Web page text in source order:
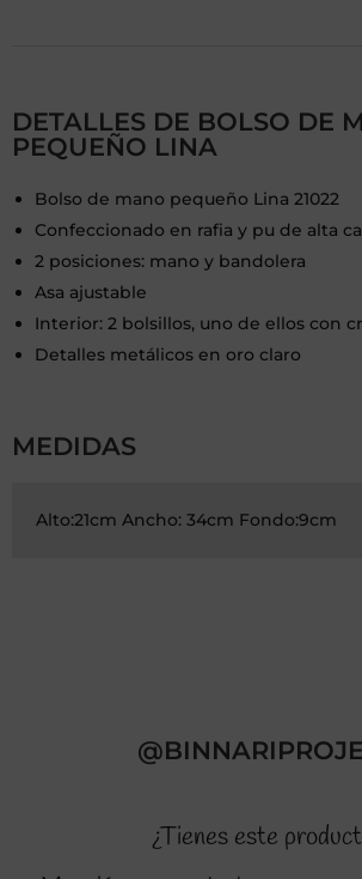
DETALLES DE BOLSO DE
PEQUEÑO LINA
Bolso de mano pequeño Lina 21022
Confeccionado en rafia y pu de alta
2 posiciones: mano y bandolera
Asa ajustable
Interior: 2 bolsillos, uno de ellos con
Detalles metálicos en oro claro
MEDIDAS
Alto:21cm Ancho: 34cm Fondo:9cm
¿Tienes este